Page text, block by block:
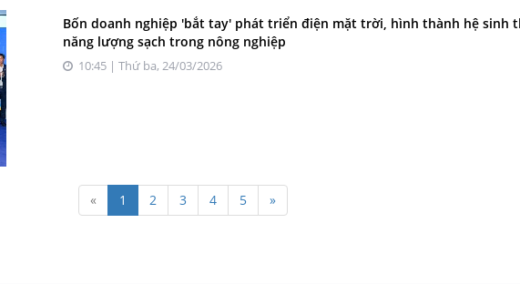
Bốn doanh nghiệp 'bắt tay' phát triển điện mặt trời, hình thành hệ sinh
năng lượng sạch trong nông nghiệp
10:45 | Thứ ba, 24/03/2026
« 1 2 3 4 5 »